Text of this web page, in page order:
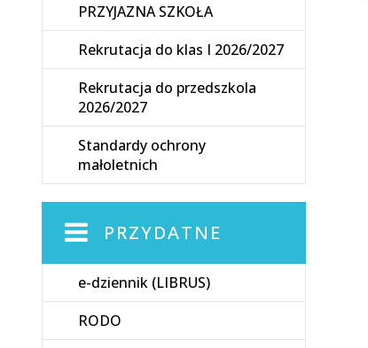
PRZYJAZNA SZKOŁA
Rekrutacja do klas I 2026/2027
Rekrutacja do przedszkola
2026/2027
Standardy ochrony
małoletnich
PRZYDATNE
e-dziennik (LIBRUS)
RODO